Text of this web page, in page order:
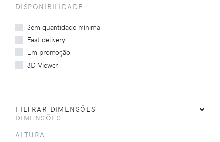
DISPONIBILIDADE
Sem quantidade mínima
Fast delivery
Em promoção
3D Viewer
FILTRAR DIMENSÕES
DIMENSÕES
ALTURA